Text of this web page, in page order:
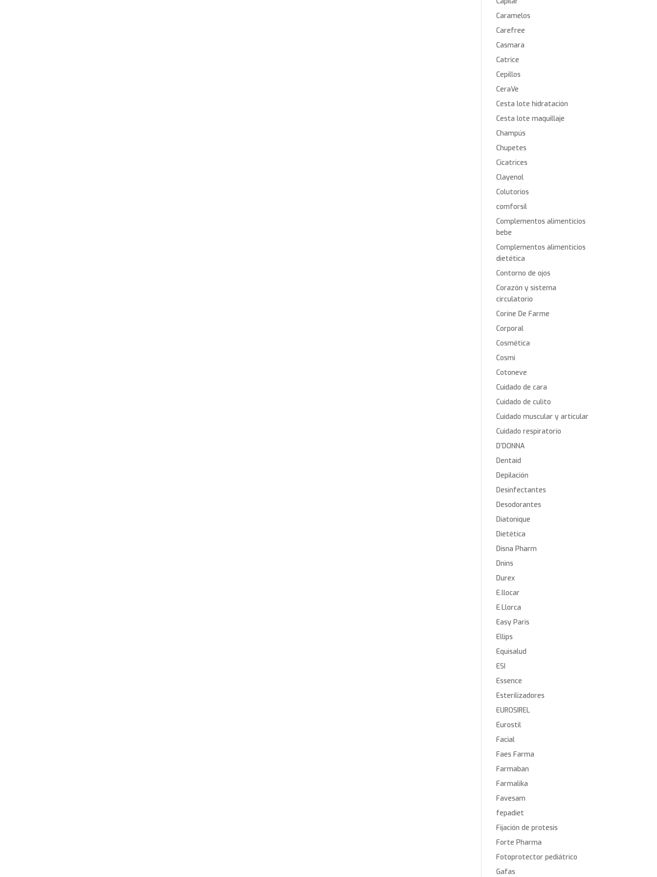
Caramelos
Carefree
Casmara
Catrice
Cepillos
CeraVe
Cesta lote hidratación
Cesta lote maquillaje
Champús
Chupetes
Cicatrices
Clayenol
Colutorios
comforsil
Complementos alimenticios
bebe
Complementos alimenticios
dietética
Contorno de ojos
Corazón y sistema
circulatorio
Corine De Farme
Corporal
Cosmética
Cosmi
Cotoneve
Cuidado de cara
Cuidado de culito
Cuidado muscular y articular
Cuidado respiratorio
D’DONNA
Dentaid
Depilación
Desinfectantes
Desodorantes
Diatonique
Dietética
Disna Pharm
Dnins
Durex
E.llocar
E.Llorca
Easy Paris
Ellips
Equisalud
ESI
Essence
Esterilizadores
EUROSIREL
Eurostil
Facial
Faes Farma
Farmaban
Farmalika
Favesam
fepadiet
Fijación de protesis
Forte Pharma
Fotoprotector pediátrico
Gafas